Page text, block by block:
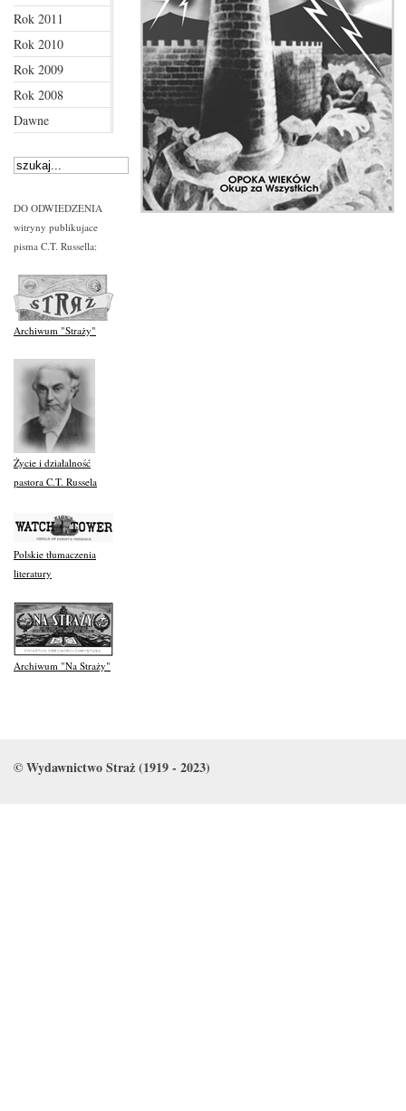
Rok 2011
Rok 2010
Rok 2009
Rok 2008
Dawne
DO ODWIEDZENIA
witryny publikujace
pisma C.T. Russella:
Archiwum "Straży"
Życie i działalność
pastora C.T. Russela
Polskie tłumaczenia
literatury
Archiwum "Na Straży"
© Wydawnictwo Straż (1919 - 2023)